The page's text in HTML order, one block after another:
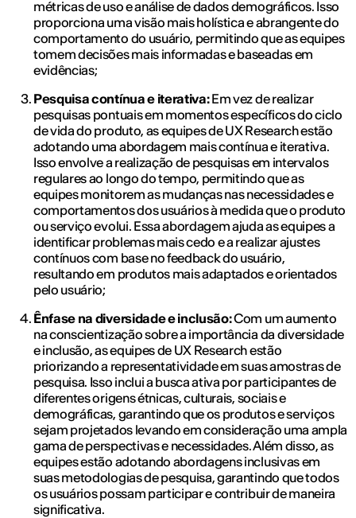
métricas de uso e análise de dados demográficos. Isso
proporciona uma visão mais holística e abrangente do
comportamento do usuário, permitindo que as equipes
tomem decisões mais informadas e baseadas em
evidências;
Pesquisa contínua e iterativa:Em vez de realizar
pesquisas pontuais em momentos específicos do ciclo
de vida do produto, as equipes de UX Research estão
adotando uma abordagem mais contínua e iterativa.
Isso envolve a realização de pesquisas em intervalos
regulares ao longo do tempo, permitindo que as
equipes monitorem as mudanças nas necessidades e
comportamentos dos usuários à medida que o produto
ou serviço evolui. Essa abordagem ajuda as equipes a
identificar problemas mais cedo e a realizar ajustes
contínuos com base no feedback do usuário,
resultando em produtos mais adaptados e orientados
pelo usuário;
Ênfase na diversidade e inclusão:Com um aumento
na conscientização sobre a importância da diversidade
e inclusão, as equipes de UX Research estão
priorizando a representatividade em suas amostras de
pesquisa. Isso inclui a busca ativa por participantes de
diferentes origens étnicas, culturais, sociais e
demográficas, garantindo que os produtos e serviços
sejam projetados levando em consideração uma ampla
gama de perspectivas e necessidades. Além disso, as
equipes estão adotando abordagens inclusivas em
suas metodologias de pesquisa, garantindo que todos
os usuários possam participar e contribuir de maneira
significativa.